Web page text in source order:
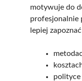
motywuje do
profesjonalnie
lepiej